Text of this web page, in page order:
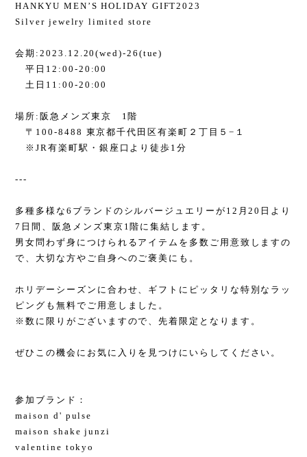
HANKYU MEN’S HOLIDAY GIFT2023
Silver jewelry limited store
会期:2023.12.20(wed)-26(tue)
平日12:00-20:00
土日11:00-20:00
場所:阪急メンズ東京 1階
〒100-8488 東京都千代田区有楽町２丁目５−１
※JR有楽町駅・銀座口より徒歩1分
---
多種多様な6ブランドのシルバージュエリーが12月20日より
7日間、阪急メンズ東京1階に集結します。
男女問わず身につけられるアイテムを多数ご用意致しますの
で、大切な方やご自身へのご褒美にも。
ホリデーシーズンに合わせ、ギフトにピッタリな特別なラッ
ピングも無料でご用意しました。
※数に限りがございますので、先着限定となります。
ぜひこの機会にお気に入りを見つけにいらしてください。
参加ブランド：
maison d' pulse
maison shake junzi
valentine tokyo